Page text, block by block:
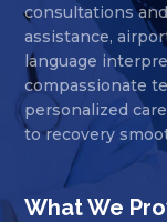
consultations
assistance,
language
compassionate
personalized
to recovery
What We